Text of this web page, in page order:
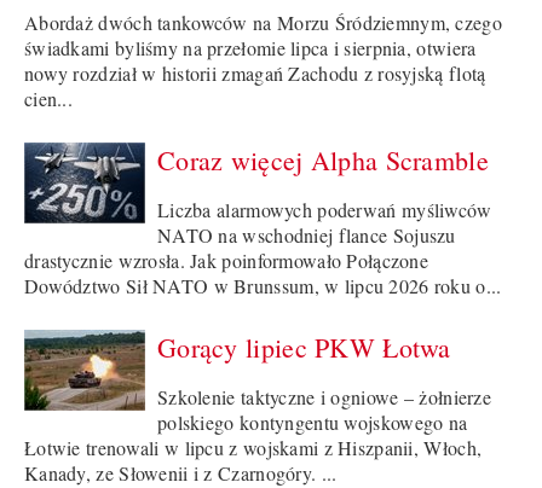
Abordaż dwóch tankowców na Morzu Śródziemnym, czego
świadkami byliśmy na przełomie lipca i sierpnia, otwiera
nowy rozdział w historii zmagań Zachodu z rosyjską flotą
cien...
Coraz więcej Alpha Scramble
Liczba alarmowych poderwań myśliwców
NATO na wschodniej flance Sojuszu
drastycznie wzrosła. Jak poinformowało Połączone
Dowództwo Sił NATO w Brunssum, w lipcu 2026 roku o...
Gorący lipiec PKW Łotwa
Szkolenie taktyczne i ogniowe – żołnierze
polskiego kontyngentu wojskowego na
Łotwie trenowali w lipcu z wojskami z Hiszpanii, Włoch,
Kanady, ze Słowenii i z Czarnogóry. ...